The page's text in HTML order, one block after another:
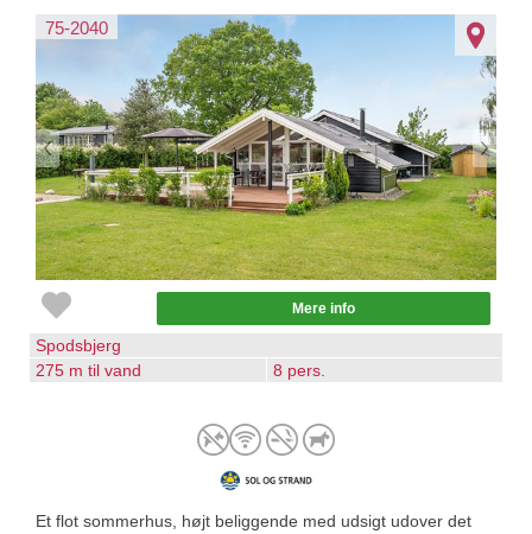
75-2040
Mere info
Spodsbjerg
275 m til vand
8 pers.
Et flot sommerhus, højt beliggende med udsigt udover det